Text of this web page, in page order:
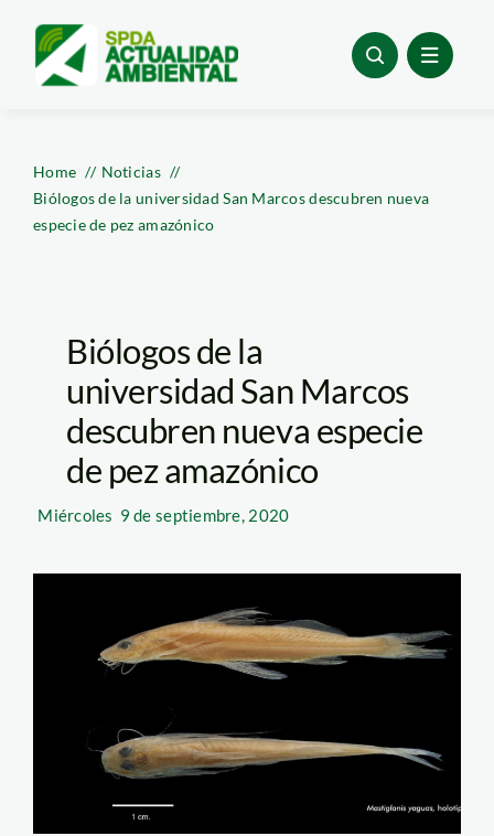
content
Home
Noticias
Biólogos de la universidad San Marcos descubren nueva
especie de pez amazónico
Biólogos de la
universidad San Marcos
descubren nueva especie
de pez amazónico
Miércoles 9 de septiembre, 2020